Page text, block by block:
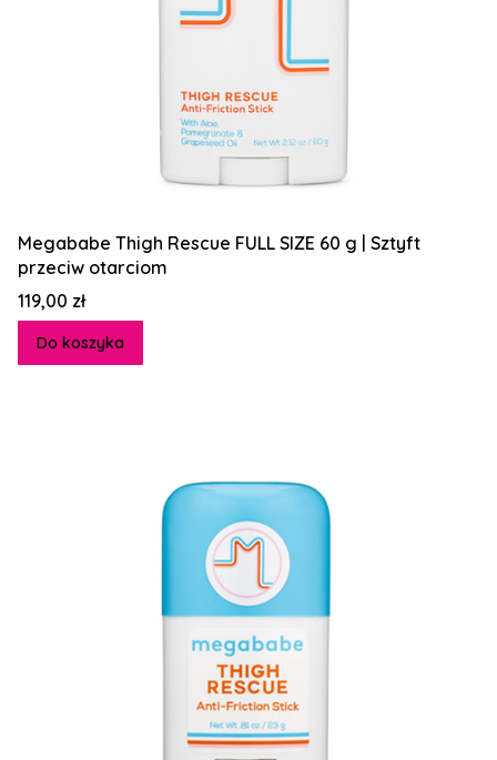
Megababe Thigh Rescue FULL SIZE 60 g | Sztyft
przeciw otarciom
Cena
119,00 zł
Do koszyka